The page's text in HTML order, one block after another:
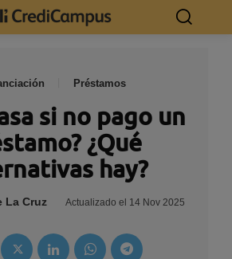
Préstamos
si no pago un
¿Qué
hay?
La Cruz Actualizado el 14 Nov 2025